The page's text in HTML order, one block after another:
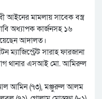
আইনের মামলায় সাবেক বস্ত্র
অধ্যাপক কার্জনসহ ১৬
আদালত।
ম্যাজিস্ট্রেট সারাহ ফারজানা
থানার এসআই মো. আমিরুল
আল আমিন (৭৩), মঞ্জুরুল আলম